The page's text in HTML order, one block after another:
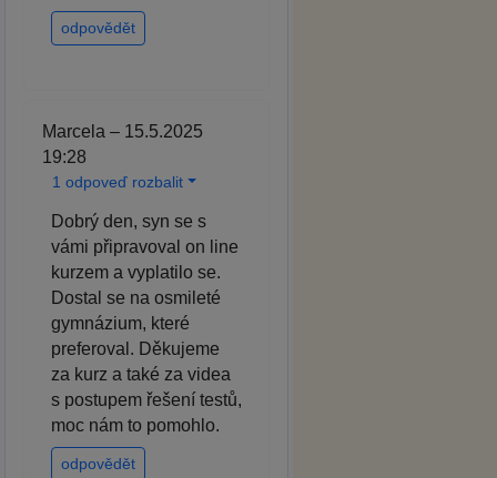
odpovědět
Marcela – 15.5.2025
19:28
1 odpoveď rozbalit
Dobrý den, syn se s
vámi připravoval on line
kurzem a vyplatilo se.
Dostal se na osmileté
gymnázium, které
preferoval. Děkujeme
za kurz a také za videa
s postupem řešení testů,
moc nám to pomohlo.
odpovědět